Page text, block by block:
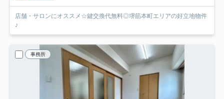
店舗・サロンにオススメ☆鍵交換代無料◎堺筋本町エリアの好立地物件
♪
事務所